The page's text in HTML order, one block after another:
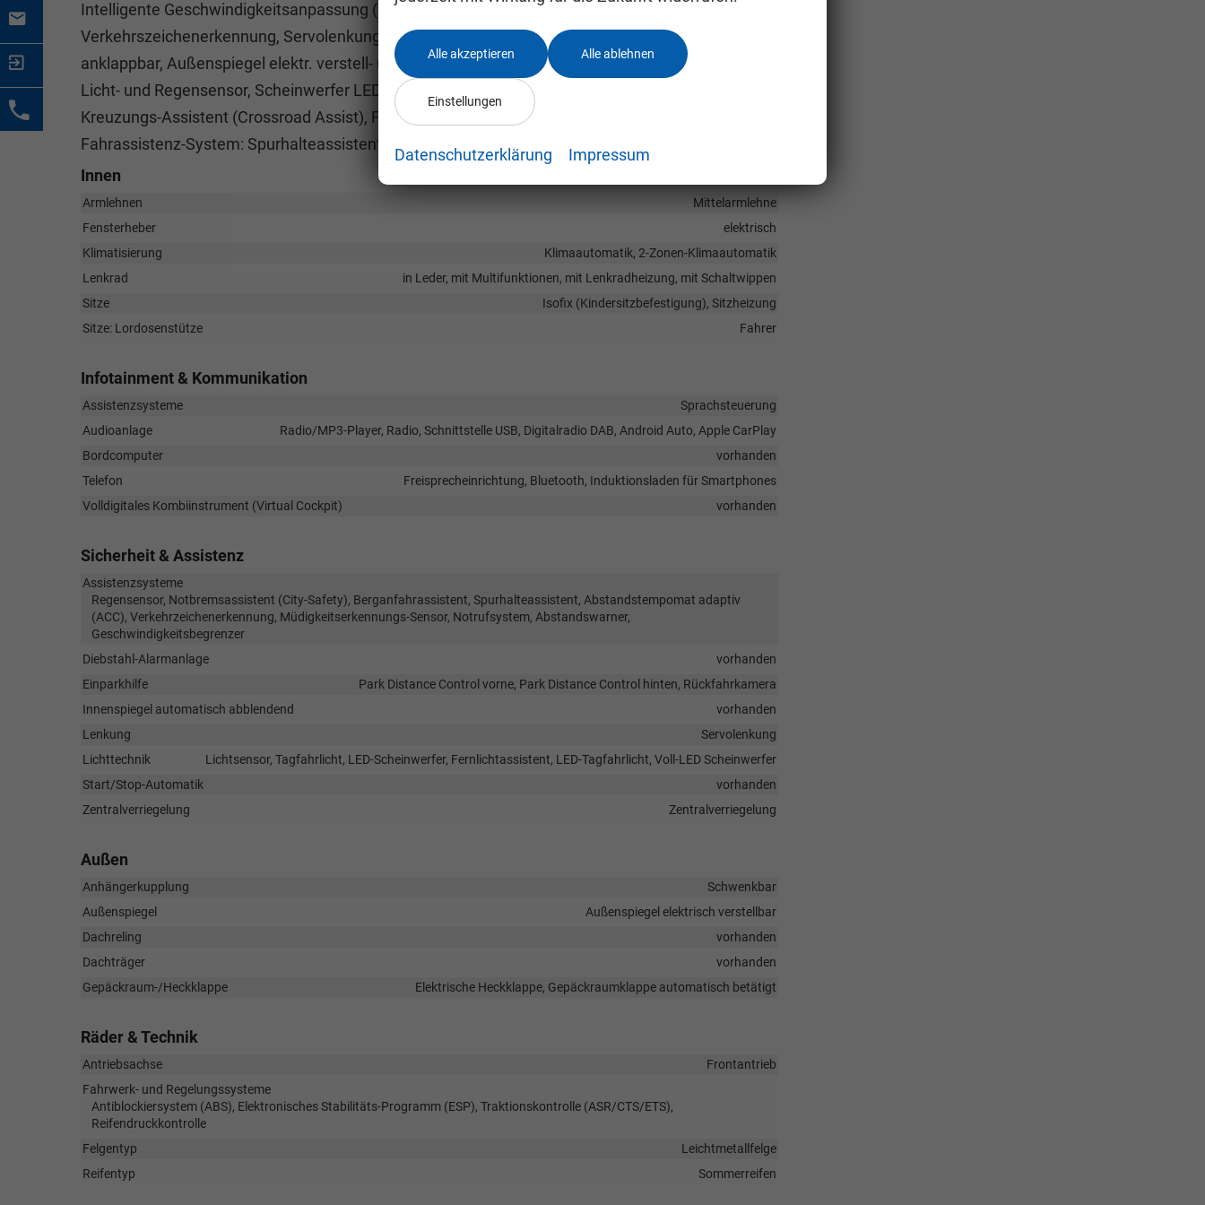
Intelligente Geschwindigkeitsanpassung (ISA) inkl. Speed-Limiter, Fahrassistenz-System:
Verkehrszeichenerkennung, Servolenkung elektronisch (Servotronic), Außenspiegel elektr.
anklappbar, Außenspiegel elektr. verstell- und heizbar, Außenspiegel mit Abblendautomatik, links,
Licht- und Regensensor, Scheinwerfer LED, Einparkhilfe vorn und hinten, Fahrassistenz-System:
Kreuzungs-Assistent (Crossroad Assist), Fahrassistenz-System: Müdigkeitserkennung,
Fahrassistenz-System: Spurhalteassistent (Lane Assist), Reifendruck-Kontrollsystem
Innen
Armlehnen
Mittelarmlehne
Fensterheber
elektrisch
Klimatisierung
Klimaautomatik, 2-Zonen-Klimaautomatik
Lenkrad
in Leder, mit Multifunktionen, mit Lenkradheizung, mit Schaltwippen
Sitze
Isofix (Kindersitzbefestigung), Sitzheizung
Sitze: Lordosenstütze
Fahrer
Infotainment & Kommunikation
Assistenzsysteme
Sprachsteuerung
Audioanlage
Radio/MP3-Player, Radio, Schnittstelle USB, Digitalradio DAB, Android Auto, Apple CarPlay
Bordcomputer
vorhanden
Telefon
Freisprecheinrichtung, Bluetooth, Induktionsladen für Smartphones
Volldigitales Kombiinstrument (Virtual Cockpit)
vorhanden
Sicherheit & Assistenz
Assistenzsysteme
Regensensor, Notbremsassistent (City-Safety), Berganfahrassistent, Spurhalteassistent, Abstandstempomat adaptiv
(ACC), Verkehrzeichenerkennung, Müdigkeitserkennungs-Sensor, Notrufsystem, Abstandswarner,
Geschwindigkeitsbegrenzer
Diebstahl-Alarmanlage
vorhanden
Einparkhilfe
Park Distance Control vorne, Park Distance Control hinten, Rückfahrkamera
Innenspiegel automatisch abblendend
vorhanden
Lenkung
Servolenkung
Lichttechnik
Lichtsensor, Tagfahrlicht, LED-Scheinwerfer, Fernlichtassistent, LED-Tagfahrlicht, Voll-LED Scheinwerfer
Start/Stop-Automatik
vorhanden
Zentralverriegelung
Zentralverriegelung
Außen
Anhängerkupplung
Schwenkbar
Außenspiegel
Außenspiegel elektrisch verstellbar
Dachreling
vorhanden
Dachträger
vorhanden
Gepäckraum-/Heckklappe
Elektrische Heckklappe, Gepäckraumklappe automatisch betätigt
Räder & Technik
Antriebsachse
Frontantrieb
Fahrwerk- und Regelungssysteme
Antiblockiersystem (ABS), Elektronisches Stabilitäts-Programm (ESP), Traktionskontrolle (ASR/CTS/ETS),
Reifendruckkontrolle
Felgentyp
Leichtmetallfelge
Reifentyp
Sommerreifen
Alle akzeptieren Alle ablehnen
Einstellungen
Datenschutzerklärung Impressum